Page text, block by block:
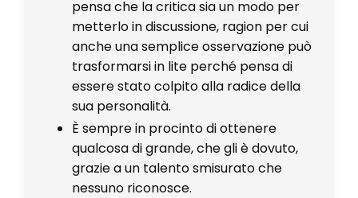
pensa che la critica sia un modo per
metterlo in discussione, ragion per cui
anche una semplice osservazione può
trasformarsi in lite perché pensa di
essere stato colpito alla radice della
sua personalità.
È sempre in procinto di ottenere
qualcosa di grande, che gli è dovuto,
grazie a un talento smisurato che
nessuno riconosce.